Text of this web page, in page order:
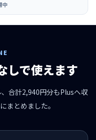
中
しで使えます
合計2,940円分もPlusへ収
まとめました。